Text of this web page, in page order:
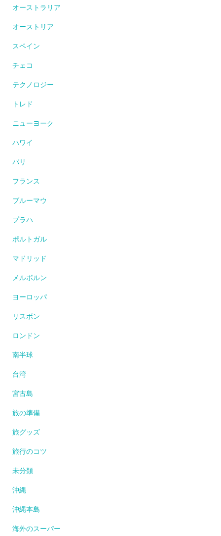
オーストラリア
オーストリア
スペイン
チェコ
テクノロジー
トレド
ニューヨーク
ハワイ
パリ
フランス
ブルーマウ
プラハ
ポルトガル
マドリッド
メルボルン
ヨーロッパ
リスボン
ロンドン
南半球
台湾
宮古島
旅の準備
旅グッズ
旅行のコツ
未分類
沖縄
沖縄本島
海外のスーパー